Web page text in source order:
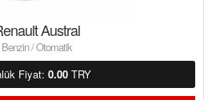
Austral
Benzin / Otomatik
Fiyat: 0.00 TRY